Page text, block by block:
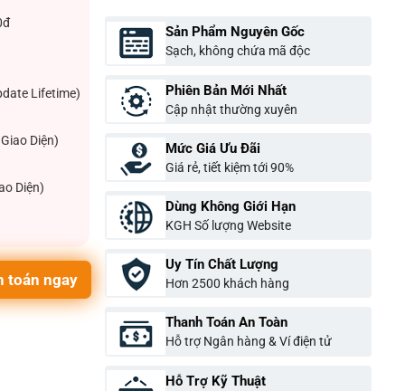
Lifetime)
Diện)
Diện)
toán ngay
Sản Phẩm Nguyên Gốc
Sạch, không chứa mã độc
Phiên Bản Mới Nhất
Cập nhật thường xuyên
Mức Giá Ưu Đãi
Giá rẻ, tiết kiệm tới 90%
Dùng Không Giới Hạn
KGH Số lượng Website
Uy Tín Chất Lượng
Hơn 2500 khách hàng
Thanh Toán An Toàn
Hỗ trợ Ngân hàng & Ví điện tử
Hỗ Trợ Kỹ Thuật